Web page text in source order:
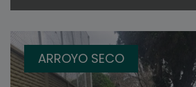
ARROYO SECO